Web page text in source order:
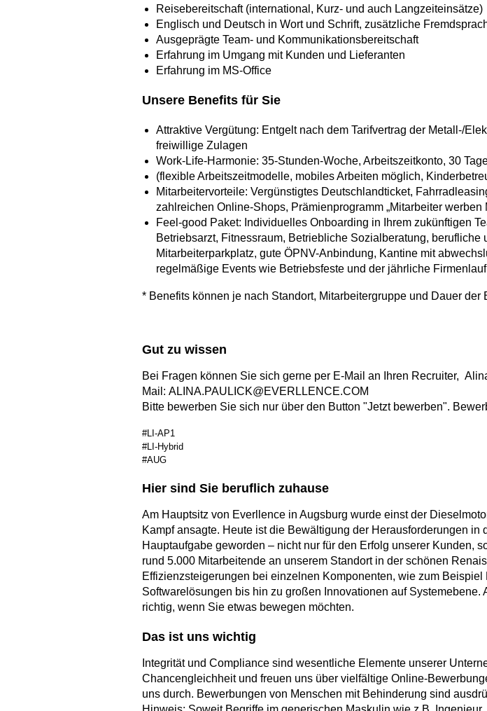
Reisebereitschaft (international, Kurz- und auch Langzeiteinsätze)
Englisch und Deutsch in Wort und Schrift, zusätzliche
Ausgeprägte Team- und Kommunikationsbereitschaft
Erfahrung im Umgang mit Kunden und Lieferanten
Erfahrung im MS-Office
Unsere Benefits für Sie
Attraktive Vergütung: Entgelt nach dem Tarifvertrag der Metall-/
freiwillige Zulagen
Work-Life-Harmonie: 35-Stunden-Woche, Arbeitszeitkonto, 30
(flexible Arbeitszeitmodelle, mobiles Arbeiten möglich,
Mitarbeitervorteile: Vergünstigtes Deutschlandticket,
zahlreichen Online-Shops, Prämienprogramm „Mitarbeiter werben
Feel-good Paket: Individuelles Onboarding in Ihrem zukünftigen
Betriebsarzt, Fitnessraum, Betriebliche Sozialberatung,
Mitarbeiterparkplatz, gute ÖPNV-Anbindung, Kantine mit
regelmäßige Events wie Betriebsfeste und der jährliche Firmenlauf
* Benefits können je nach Standort, Mitarbeitergruppe und Dauer der
Gut zu wissen
Bei Fragen können Sie sich gerne per E-Mail an Ihren Recruiter,
Mail: ALINA.PAULICK@EVERLLENCE.COM
Bitte bewerben Sie sich nur über den Button "Jetzt bewerben".
#LI-AP1
#LI-Hybrid
#AUG
Hier sind Sie beruflich zuhause
Am Hauptsitz von Everllence in Augsburg wurde einst der
Kampf ansagte. Heute ist die Bewältigung der Herausforderungen
Hauptaufgabe geworden – nicht nur für den Erfolg unserer Kunden,
rund 5.000 Mitarbeitende an unserem Standort in der schönen
Effizienzsteigerungen bei einzelnen Komponenten, wie zum
Softwarelösungen bis hin zu großen Innovationen auf
richtig, wenn Sie etwas bewegen möchten.
Das ist uns wichtig
Integrität und Compliance sind wesentliche Elemente unserer
Chancengleichheit und freuen uns über vielfältige Online-
uns durch. Bewerbungen von Menschen mit Behinderung sind